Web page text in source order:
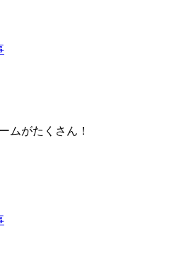
ムがたくさん！